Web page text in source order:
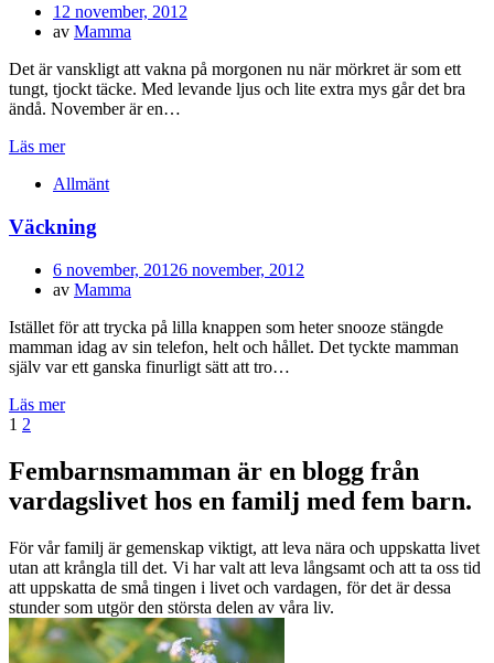
Publicerad
den
12 november, 2012
av Mamma
Det är vanskligt att vakna på morgonen nu när mörkret är som ett
tungt, tjockt täcke. Med levande ljus och lite extra mys går det bra
ändå. November är en…
Läs mer
Allmänt
Väckning
Publicerad
den
6 november, 20126 november, 2012
av Mamma
Istället för att trycka på lilla knappen som heter snooze stängde
mamman idag av sin telefon, helt och hållet. Det tyckte mamman
själv var ett ganska finurligt sätt att tro…
Läs mer
Inläggsnavigering
Sida
1 Sida
2
Fembarnsmamman är en blogg från
vardagslivet hos en familj med fem barn.
För vår familj är gemenskap viktigt, att leva nära och uppskatta livet
utan att krångla till det. Vi har valt att leva långsamt och att ta oss tid
att uppskatta de små tingen i livet och vardagen, för det är dessa
stunder som utgör den största delen av våra liv.